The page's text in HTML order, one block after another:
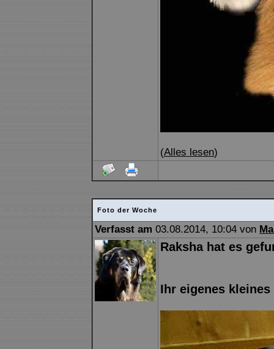
(Alles lesen)
Foto der Woche
Verfasst am 03.08.2014, 10:04 von
Raksha hat es
Ihr eigenes